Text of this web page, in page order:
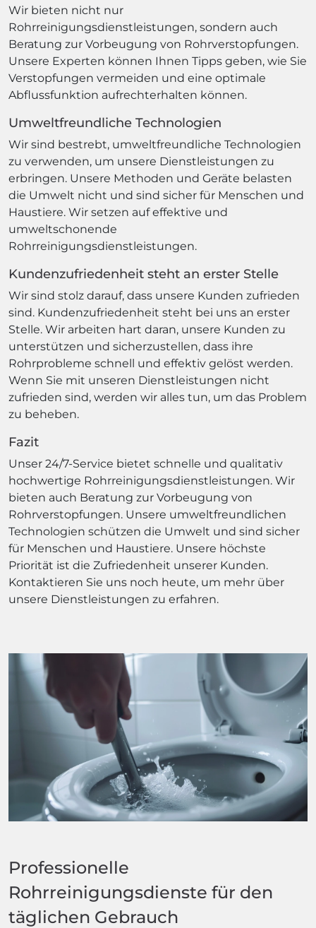
Wir bieten nicht nur
Rohrreinigungsdienstleistungen, sondern auch
Beratung zur Vorbeugung von Rohrverstopfungen.
Unsere Experten können Ihnen Tipps geben, wie Sie
Verstopfungen vermeiden und eine optimale
Abflussfunktion aufrechterhalten können.
Umweltfreundliche Technologien
Wir sind bestrebt, umweltfreundliche Technologien
zu verwenden, um unsere Dienstleistungen zu
erbringen. Unsere Methoden und Geräte belasten
die Umwelt nicht und sind sicher für Menschen und
Haustiere. Wir setzen auf effektive und
umweltschonende
Rohrreinigungsdienstleistungen.
Kundenzufriedenheit steht an erster Stelle
Wir sind stolz darauf, dass unsere Kunden zufrieden
sind. Kundenzufriedenheit steht bei uns an erster
Stelle. Wir arbeiten hart daran, unsere Kunden zu
unterstützen und sicherzustellen, dass ihre
Rohrprobleme schnell und effektiv gelöst werden.
Wenn Sie mit unseren Dienstleistungen nicht
zufrieden sind, werden wir alles tun, um das Problem
zu beheben.
Fazit
Unser 24/7-Service bietet schnelle und qualitativ
hochwertige Rohrreinigungsdienstleistungen. Wir
bieten auch Beratung zur Vorbeugung von
Rohrverstopfungen. Unsere umweltfreundlichen
Technologien schützen die Umwelt und sind sicher
für Menschen und Haustiere. Unsere höchste
Priorität ist die Zufriedenheit unserer Kunden.
Kontaktieren Sie uns noch heute, um mehr über
unsere Dienstleistungen zu erfahren.
Professionelle
Rohrreinigungsdienste für den
täglichen Gebrauch